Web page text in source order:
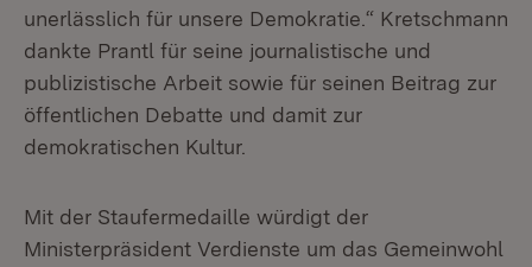
unerlässlich für unsere Demokratie.“ Kretschmann
dankte Prantl für seine journalistische und
publizistische Arbeit sowie für seinen Beitrag zur
öffentlichen Debatte und damit zur
demokratischen Kultur.
Mit der Staufermedaille würdigt der
Ministerpräsident Verdienste um das Gemeinwohl